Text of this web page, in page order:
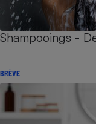
Shampooings -
BRÈVE